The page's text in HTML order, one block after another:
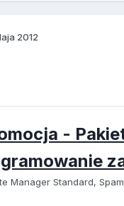
2012
-
Manager Standard,